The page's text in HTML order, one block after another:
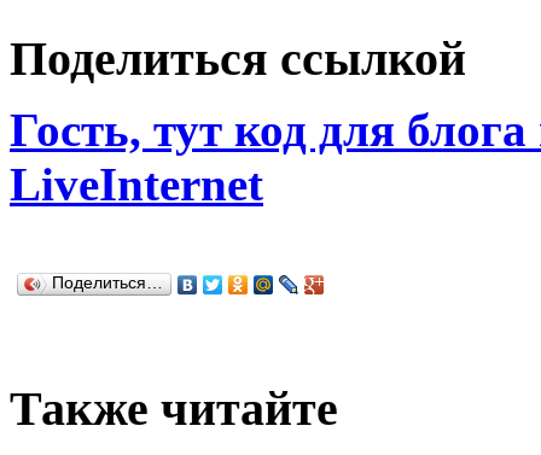
Поделиться ссылкой
Гость, тут код для
LiveInternet
Поделиться…
Также читайте